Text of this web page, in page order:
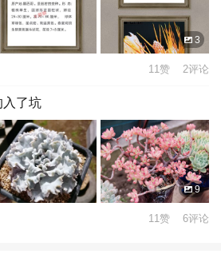
3
11赞 2评论
入了坑
9
11赞 6评论